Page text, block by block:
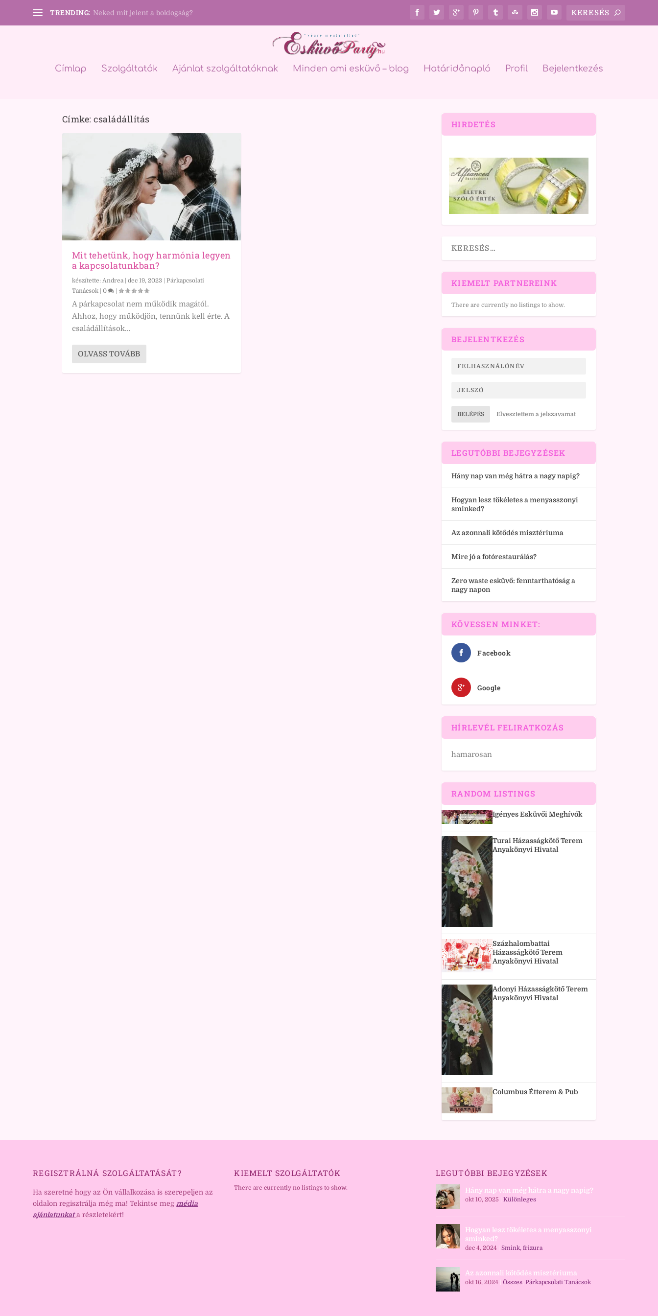
TRENDING: Neked mit jelent a boldogság?
Címlap Szolgáltatók Ajánlat szolgáltatóknak Minden ami esküvő – blog Határidőnapló Profil Bejelentkezés
Címke: családállítás
Mit tehetünk, hogy harmónia legyen
a kapcsolatunkban?
készítette: Andrea| dec 19, 2023| Párkapcsolati
Tanácsok| 0 |
A párkapcsolat nem működik magától.
Ahhoz, hogy működjön, tennünk kell érte. A
családállítások...
OLVASS TOVÁBB
HIRDETÉS
KIEMELT PARTNEREINK
There are currently no listings to show.
BEJELENTKEZÉS
BELÉPÉS Elvesztettem a jelszavamat
LEGUTÓBBI BEJEGYZÉSEK
Hány nap van még hátra a nagy napig?
Hogyan lesz tökéletes a menyasszonyi
sminked?
Az azonnali kötődés misztériuma
Mire jó a fotórestaurálás?
Zero waste esküvő: fenntarthatóság a
nagy napon
KÖVESSEN MINKET:
Facebook
Google
HÍRLEVÉL FELIRATKOZÁS
hamarosan
RANDOM LISTINGS
Igényes Esküvői Meghívók
Turai Házasságkötő Terem
Anyakönyvi Hivatal
Százhalombattai
Házasságkötő Terem
Anyakönyvi Hivatal
Adonyi Házasságkötő Terem
Anyakönyvi Hivatal
Columbus Étterem & Pub
REGISZTRÁLNÁ SZOLGÁLTATÁSÁT?
Ha szeretné hogy az Ön vállalkozása is szerepeljen az
oldalon regisztrálja még ma! Tekintse megmédia
ajánlatunkat a részletekért!
KIEMELT SZOLGÁLTATÓK
There are currently no listings to show.
LEGUTÓBBI BEJEGYZÉSEK
Hány nap van még hátra a nagy napig?
okt 10, 2025 Különleges
Hogyan lesz tökéletes a menyasszonyi
sminked?
dec 4, 2024 Smink, frizura
Az azonnali kötődés misztériuma
okt 16, 2024 Összes, Párkapcsolati Tanácsok